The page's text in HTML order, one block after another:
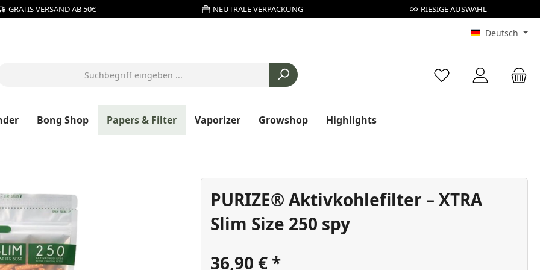
GRATIS VERSAND AB 50€ NEUTRALE VERPACKUNG RIESIGE AUSWAHL
Deutsch
Du hast 0 Produkte
Bong Shop Papers & Filter Vaporizer Growshop Highlights
PURIZE® Aktivkohlefilter – XTRA
Slim Size 250 spy
36,90 €